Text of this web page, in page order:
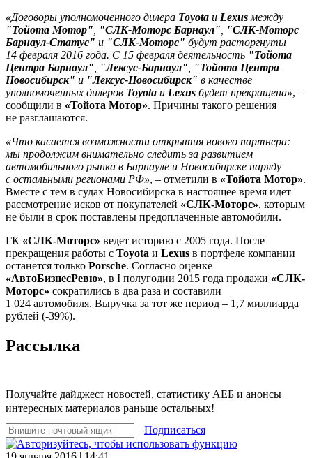
«Договоры уполномоченного дилера Toyota и Lexus между
"Тойота Мотор"
"СЛК-Моторс Барнаул"
"СЛК-Моторс
Барнаул-Статус" и "СЛК-Моторс" будут расторгнуты
14 февраля 2016 года. С 15 февраля деятельность "Тойота
Центра Барнаул"
"Лексус-Барнаул"
"Тойота Центра
Новосибирск" и "Лексус-Новосибирск" в качестве
уполномоченных дилеров Toyota и Lexus будет прекращена», –
сообщили в «Тойота Мотор». Причины такого решения
не разглашаются.
«Что касается возможности открытия нового партнера:
мы продолжим внимательно следить за развитием
автомобильного рынка в Барнауле и Новосибирске наряду
с остальными регионами РФ», – отметили в «Тойота Мотор».
Вместе с тем в судах Новосибирска в настоящее время идет
рассмотрение исков от покупателей «СЛК-Моторс», которым
не были в срок поставлены предоплаченные автомобили.
ГК «СЛК-Моторс» ведет историю с 2005 года. После
прекращения работы с Toyota и Lexus в портфеле компании
останется только Porsche. Согласно оценке
«АвтоБизнесРевю», в I полугодии 2015 года продажи «СЛК-
Моторс» сократились в два раза и составили
1 024 автомобиля. Выручка за тот же период – 1,7 миллиарда
рублей (-39%).
Рассылка
Получайте дайджест новостей, статистику АЕБ и анонсы
интересных материалов раньше остальных!
Подписаться